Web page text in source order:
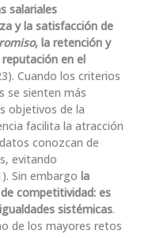
salariales
y la satisfacción de
, la retención y
en el
Cuando los criterios
se sienten más
objetivos de la
facilita la atracción
conozcan de
evitando
Sin embargo la
competitividad: es
sistémicas.
de los mayores retos